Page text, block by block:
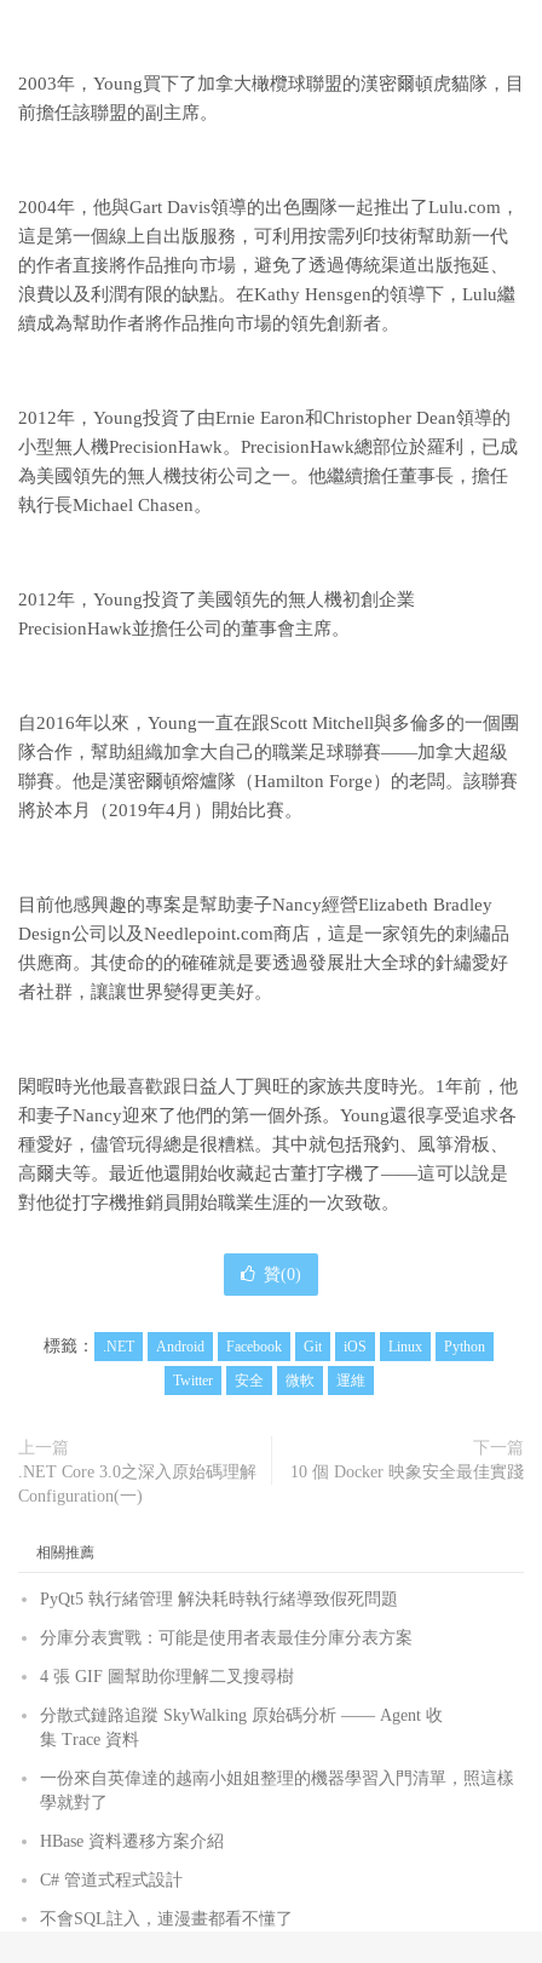
2003年，Young買下了加拿大橄欖球聯盟的漢密爾頓虎貓隊，目
前擔任該聯盟的副主席。
2004年，他與Gart Davis領導的出色團隊一起推出了Lulu.com，
這是第一個線上自出版服務，可利用按需列印技術幫助新一代
的作者直接將作品推向市場，避免了透過傳統渠道出版拖延、
浪費以及利潤有限的缺點。在Kathy Hensgen的領導下，Lulu繼
續成為幫助作者將作品推向市場的領先創新者。
2012年，Young投資了由Ernie Earon和Christopher Dean領導的
小型無人機PrecisionHawk。PrecisionHawk總部位於羅利，已成
為美國領先的無人機技術公司之一。他繼續擔任董事長，擔任
執行長Michael Chasen。
2012年，Young投資了美國領先的無人機初創企業
PrecisionHawk並擔任公司的董事會主席。
自2016年以來，Young一直在跟Scott Mitchell與多倫多的一個團
隊合作，幫助組織加拿大自己的職業足球聯賽——加拿大超級
聯賽。他是漢密爾頓熔爐隊（Hamilton Forge）的老闆。該聯賽
將於本月（2019年4月）開始比賽。
目前他感興趣的專案是幫助妻子Nancy經營Elizabeth Bradley
Design公司以及Needlepoint.com商店，這是一家領先的刺繡品
供應商。其使命的的確確就是要透過發展壯大全球的針繡愛好
者社群，讓讓世界變得更美好。
閑暇時光他最喜歡跟日益人丁興旺的家族共度時光。1年前，他
和妻子Nancy迎來了他們的第一個外孫。Young還很享受追求各
種愛好，儘管玩得總是很糟糕。其中就包括飛釣、風箏滑板、
高爾夫等。最近他還開始收藏起古董打字機了——這可以說是
對他從打字機推銷員開始職業生涯的一次致敬。
贊(0)
標籤： .NET Android Facebook Git iOS Linux
Python
Twitter
安全 微軟 運維
上一篇
.NET Core 3.0之深入原始碼理解
Configuration(一)
下一篇
10 個 Docker 映象安全最佳實踐
相關推薦
PyQt5 執行緒管理 解決耗時執行緒導致假死問題
分庫分表實戰：可能是使用者表最佳分庫分表方案
4 張 GIF 圖幫助你理解二叉搜尋樹
分散式鏈路追蹤 SkyWalking 原始碼分析 —— Agent 收
集 Trace 資料
一份來自英偉達的越南小姐姐整理的機器學習入門清單，照這樣
學就對了
HBase 資料遷移方案介紹
C# 管道式程式設計
不會SQL註入，連漫畫都看不懂了